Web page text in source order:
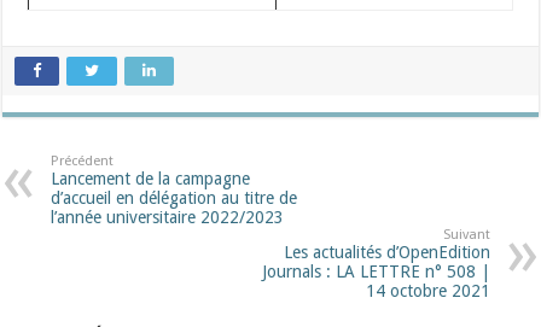
Précédent
Lancement de la campagne
d’accueil en délégation au titre de
l’année universitaire 2022/2023
Suivant
Les actualités d’OpenEdition
Journals : LA LETTRE n° 508 |
14 octobre 2021